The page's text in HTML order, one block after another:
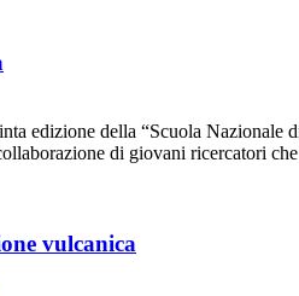
edizione della “Scuola
di giovani ricercatori
vulcanica